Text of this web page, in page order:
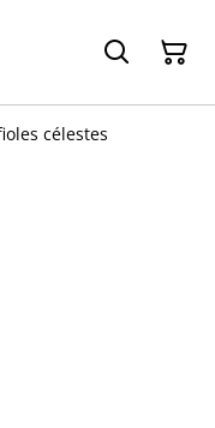
célestes